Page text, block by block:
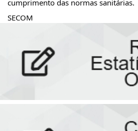
cumprimento das normas sanitárias.
SECOM